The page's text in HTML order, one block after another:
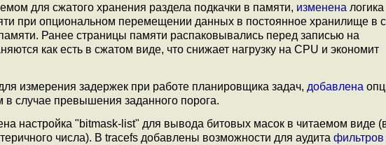
для сжатого хранения раздела подкачки в памяти, изменена логика
при опциональном перемещении данных в постоянное хранилище в
Ранее страницы памяти распаковывались перед записью на
как есть в сжатом виде, что снижает нагрузку на CPU и экономит
измерения задержек при работе планировщика задач, добавлена
в случае превышения заданного порога.
настройка "bitmask-list" для вывода битовых масок в читаемом виде
числа). В tracefs добавлены возможности для аудита фильтров